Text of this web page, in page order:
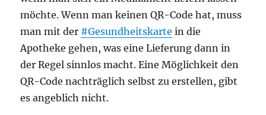
möchte. Wenn man keinen QR-Code hat, muss
man mit der #Gesundheitskarte in die
Apotheke gehen, was eine Lieferung dann in
der Regel sinnlos macht. Eine Möglichkeit den
QR-Code nachträglich selbst zu erstellen, gibt
es angeblich nicht.